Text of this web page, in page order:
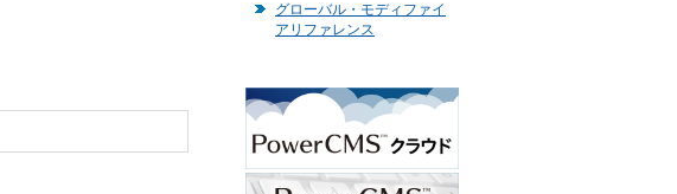
グローバル・モディファイ
アリファレンス